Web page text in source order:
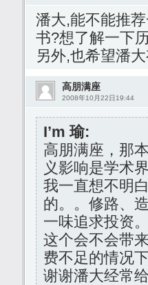
潘大,能不能推
书?想了解一下
另外,也希望潘
高朋满座
2008年10月22日19:44
I’m 瑜:
高朋满座，那
义影响是学术
我一直想不明
的。。修路、
一味追求投资。
这个会不会带
费不足的情况下
谢谢潘大经常